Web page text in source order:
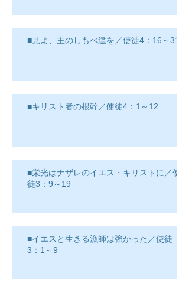
■見よ、主のしもべ達を／使徒4：16～31
■キリスト者の根幹／使徒4：1～12
■栄光はナザレのイエス・キリストに／使
徒3：9～19
■イエスと生きる漁師は強かった／使徒
3：1～9